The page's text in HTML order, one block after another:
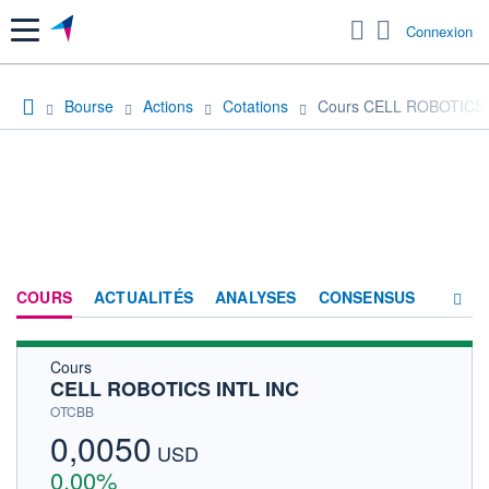
Menu Connexion
Bourse Actions Cotations Cours CELL
COURS ACTUALITÉS ANALYSES CONSENSUS
Cours
CELL ROBOTICS INTL INC
OTCBB
0,0050 USD
0,00%